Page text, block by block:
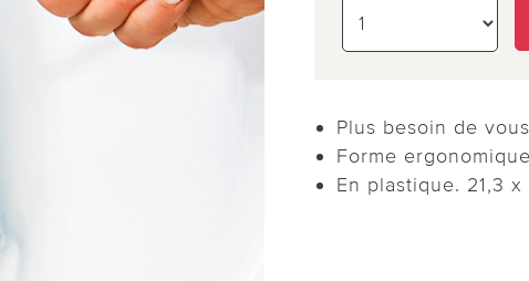
Plus besoin de
Forme
En plastique. 21,3